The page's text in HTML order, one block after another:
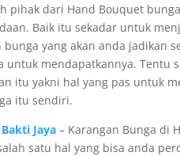
pihak dari Hand Bouquet
Baik itu sekadar untuk
yang akan anda jadikan
untuk mendapatkannya.
itu yakni hal yang pas untuk
itu sendiri.
Jaya – Karangan Bunga di
satu hal yang bisa anda